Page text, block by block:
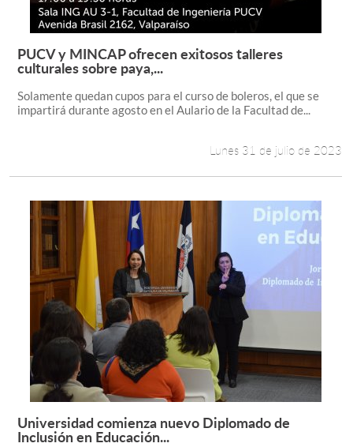
Leer más +
PUCV y MINCAP ofrecen exitosos talleres
culturales sobre paya,...
Solamente quedan cupos para el curso de boleros, el que se
impartirá durante agosto en el Aulario de la Facultad de...
Lunes 31 de julio de 2023
Leer más +
Universidad comienza nuevo Diplomado de
Inclusión en Educación...